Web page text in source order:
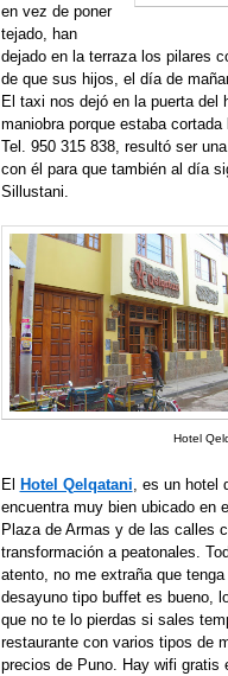
en vez de poner
tejado, han
dejado en la terraza los pilares
de que sus hijos, el día de
El taxi nos dejó en la puerta del
maniobra porque estaba
Tel. 950 315 838, resultó ser
con él para que también al día
Sillustani.
Hotel
El Hotel Qelqatani , es un
encuentra muy bien ubicado en
Plaza de Armas y de las calles
transformación a peatonales.
atento, no me extraña que
desayuno tipo buffet es bueno,
que no te lo pierdas si sales
restaurante con varios tipos de
precios de Puno. Hay wifi gratis